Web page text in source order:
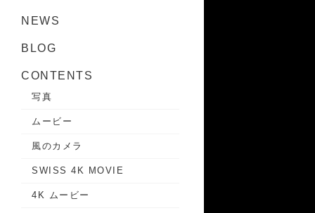
NEWS
BLOG
CONTENTS
写真
ムービー
風のカメラ
SWISS 4K MOVIE
4K ムービー